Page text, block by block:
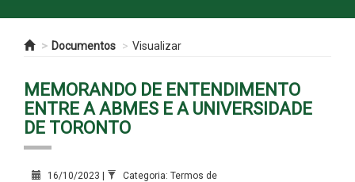
Documentos Visualizar
MEMORANDO DE ENTENDIMENTO
ENTRE A ABMES E A UNIVERSIDADE
DE TORONTO
16/10/2023 |
Categoria: Termos de